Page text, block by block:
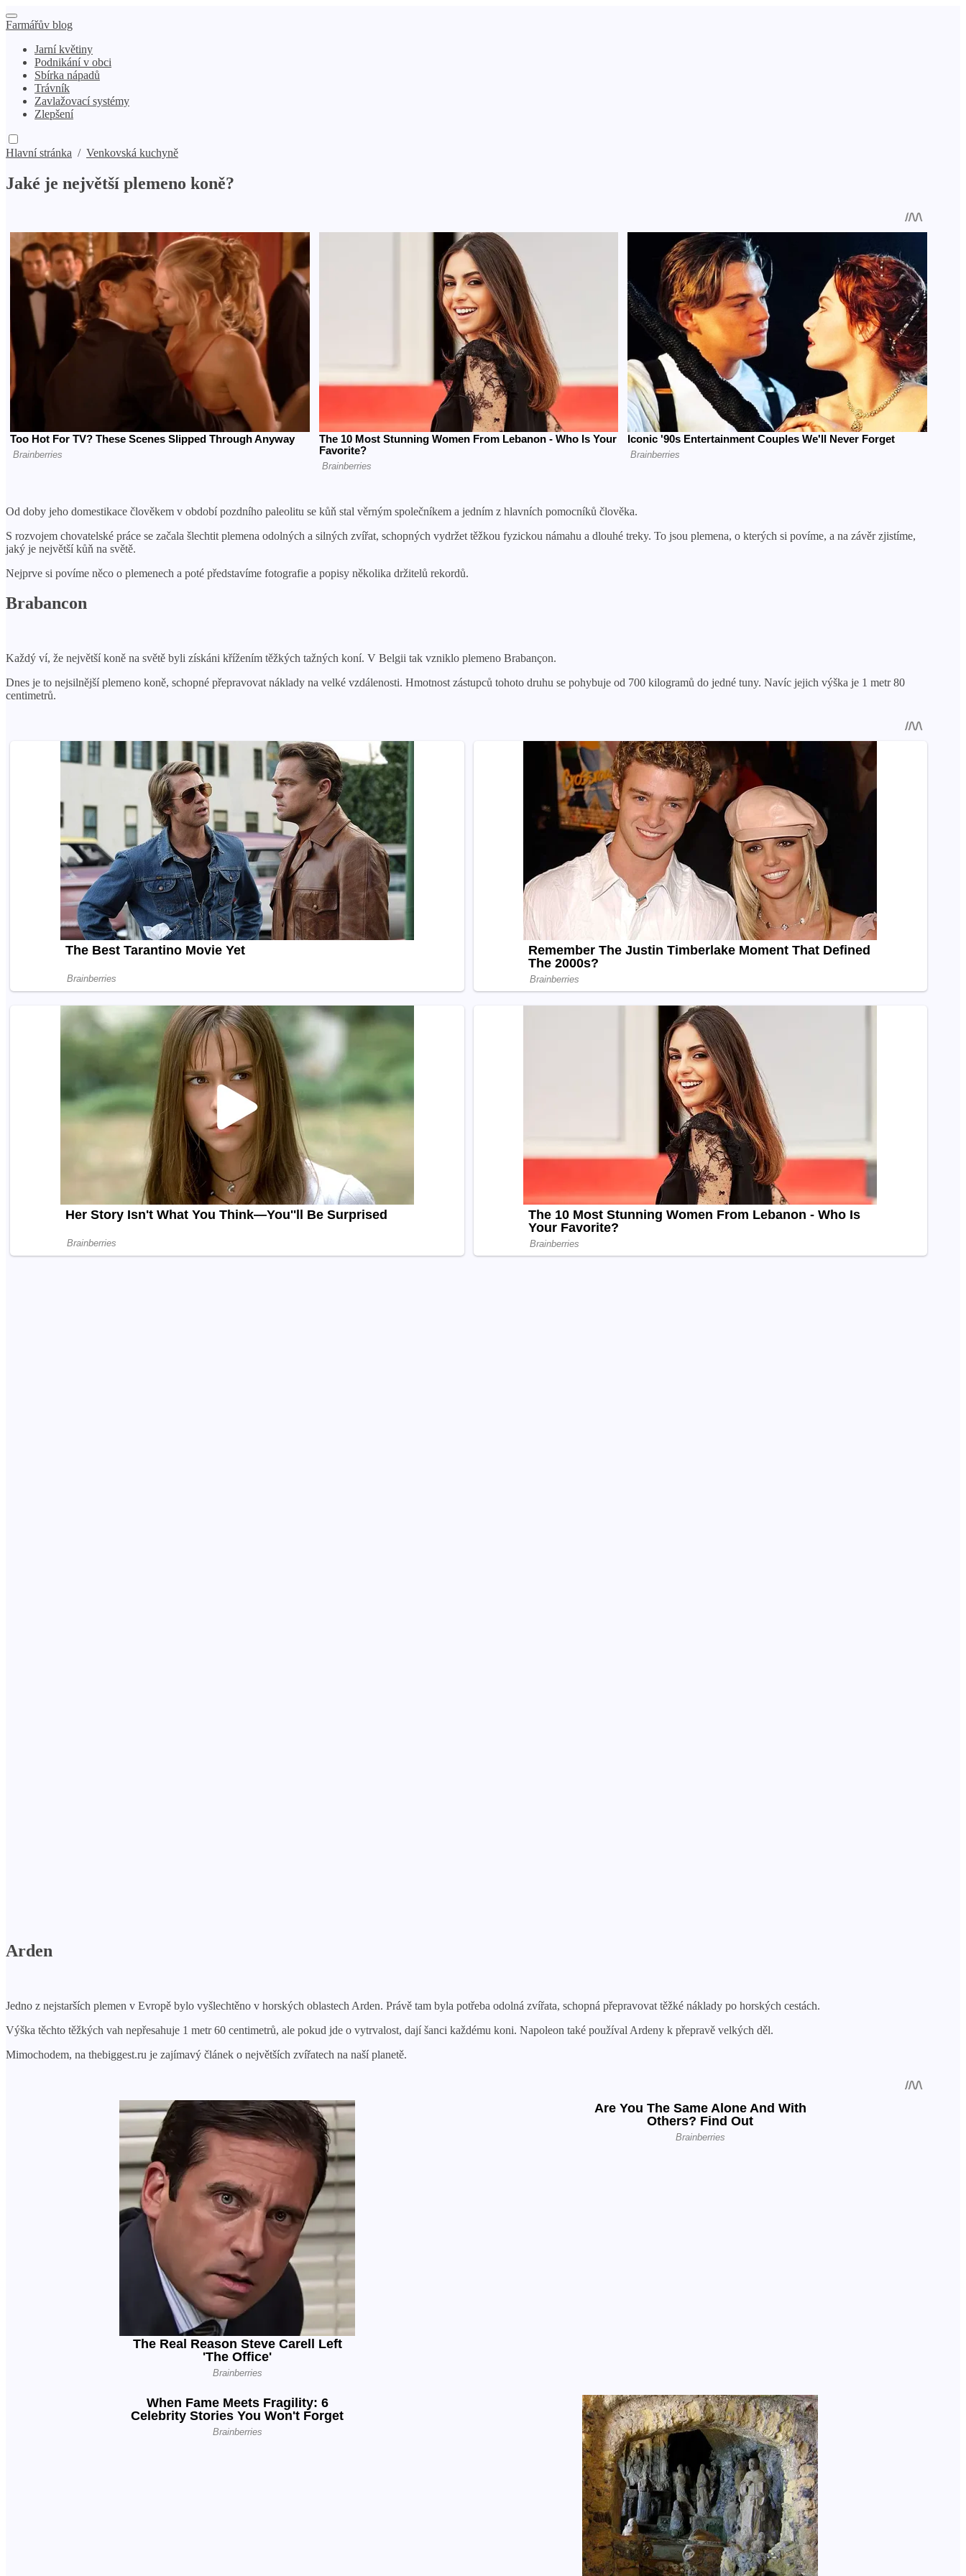
Farmářův blog
Jarní květiny
Podnikání v obci
Sbírka nápadů
Trávník
Zavlažovací systémy
Zlepšení
Hlavní stránka / Venkovská kuchyně
Jaké je největší plemeno koně?
Od doby jeho domestikace člověkem v období pozdního paleolitu se kůň stal věrným společníkem a jedním z hlavních pomocníků člověka.
S rozvojem chovatelské práce se začala šlechtit plemena odolných a silných zvířat, schopných vydržet těžkou fyzickou námahu a dlouhé treky. To jsou plemena, o kterých si povíme, a na závěr zjistíme,
jaký je největší kůň na světě.
Nejprve si povíme něco o plemenech a poté představíme fotografie a popisy několika držitelů rekordů.
Brabancon
Každý ví, že největší koně na světě byli získáni křížením těžkých tažných koní. V Belgii tak vzniklo plemeno Brabançon.
Dnes je to nejsilnější plemeno koně, schopné přepravovat náklady na velké vzdálenosti. Hmotnost zástupců tohoto druhu se pohybuje od 700 kilogramů do jedné tuny. Navíc jejich výška je 1 metr 80
centimetrů.
Arden
Jedno z nejstarších plemen v Evropě bylo vyšlechtěno v horských oblastech Arden. Právě tam byla potřeba odolná zvířata, schopná přepravovat těžké náklady po horských cestách.
Výška těchto těžkých vah nepřesahuje 1 metr 60 centimetrů, ale pokud jde o vytrvalost, dají šanci každému koni. Napoleon také používal Ardeny k přepravě velkých děl.
Mimochodem, na thebiggest.ru je zajímavý článek o největších zvířatech na naší planetě.